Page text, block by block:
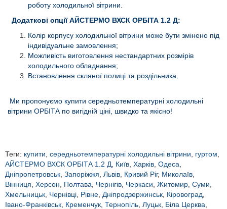
роботу холодильної вітрини.
Додаткові опції АЙСТЕРМО ВХСК ОРБІТА 1.2 Д:
Колір корпусу холодильної вітрини може бути змінено під
індивідуальне замовлення;
Можливість виготовлення нестандартних розмірів
холодильного обладнання;
Встановлення скляної полиці та роздільника.
Ми пропонуємо купити середньотемпературні холодильні
вітрини ОРБІТА по вигідній ціні, швидко та якісно!
Теги: купити середньотемпературні холодильні вітрини гуртом
АЙСТЕРМО ВХСК ОРБІТА 1.2 Д Київ Харків Одеса
Дніпропетровськ Запоріжжя Львів Кривий Ріг, Миколаїв
Вінниця Херсон Полтава Чернігів Черкаси Житомир Суми
Хмельницьк Чернівці Рівне Дніпродзержинськ Кіровоград
Івано-Франківськ Кременчук Тернопіль Луцьк Біла Церква